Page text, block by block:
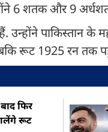
6 शतक और 9
पाकिस्तान के
रूट 1925 रन तक
फिर
रूट